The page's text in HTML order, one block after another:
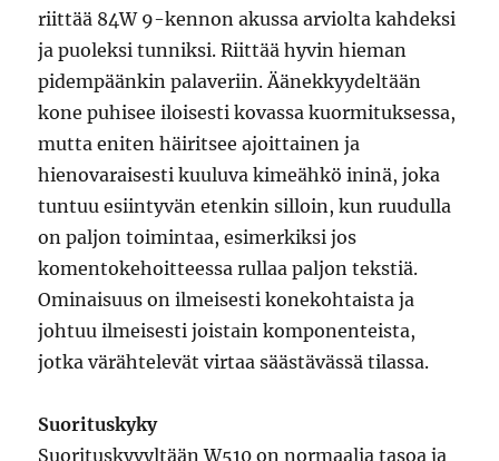
riittää 84W 9-kennon akussa arviolta kahdeksi
ja puoleksi tunniksi. Riittää hyvin hieman
pidempäänkin palaveriin. Äänekkyydeltään
kone puhisee iloisesti kovassa kuormituksessa,
mutta eniten häiritsee ajoittainen ja
hienovaraisesti kuuluva kimeähkö ininä, joka
tuntuu esiintyvän etenkin silloin, kun ruudulla
on paljon toimintaa, esimerkiksi jos
komentokehoitteessa rullaa paljon tekstiä.
Ominaisuus on ilmeisesti konekohtaista ja
johtuu ilmeisesti joistain komponenteista,
jotka värähtelevät virtaa säästävässä tilassa.
Suorituskyky
Suorituskyvyltään W510 on normaalia tasoa ja